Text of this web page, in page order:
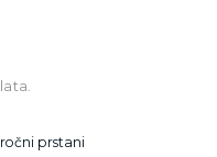
prstani